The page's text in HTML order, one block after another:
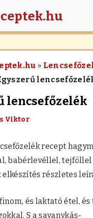
»
lencsefőzelék
Viktor
recept
babérlevéllel, tejföllel
elkészítés részletes
és laktató étel, és
S a savanykás-